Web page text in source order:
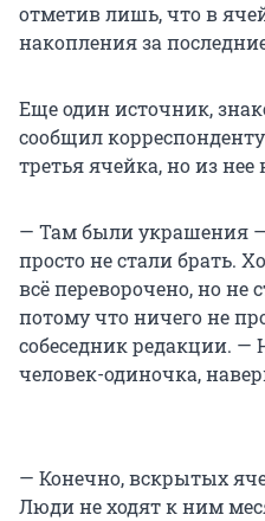
отметив лишь, что в
накопления за
Еще один источник,
сообщил
третья ячейка, но из нее
— Там были украшения
просто не стали брать.
всё переворочено, но
потому что ничего не
собеседник редакции. —
человек-одиночка,
— Конечно, вскрытых
Люди не ходят к ним